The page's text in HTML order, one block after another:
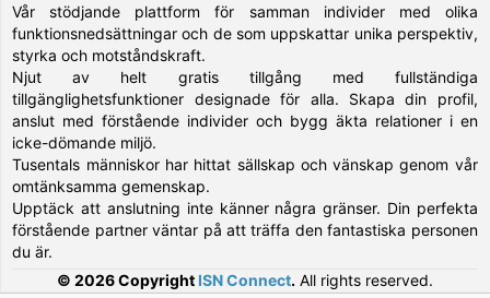
Vår stödjande plattform för samman individer med olika
funktionsnedsättningar och de som uppskattar unika perspektiv,
styrka och motståndskraft.
Njut av helt gratis tillgång med fullständiga
tillgänglighetsfunktioner designade för alla. Skapa din profil,
anslut med förstående individer och bygg äkta relationer i en
icke-dömande miljö.
Tusentals människor har hittat sällskap och vänskap genom vår
omtänksamma gemenskap.
Upptäck att anslutning inte känner några gränser. Din perfekta
förstående partner väntar på att träffa den fantastiska personen
du är.
© 2026 Copyright ISN Connect. All rights reserved.